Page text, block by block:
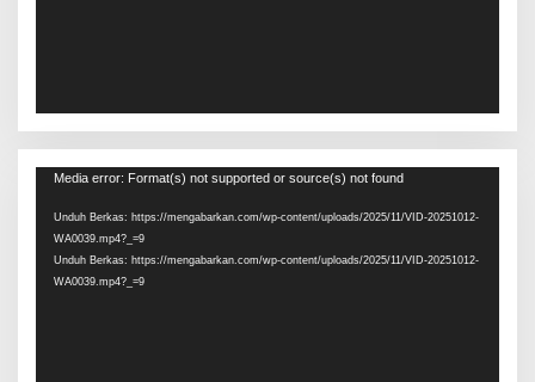
Pemutar
Media error: Format(s) not supported or source(s) not found
Unduh Berkas: https://mengabarkan.com/wp-content/uploads/2025/11/VID-20251012-
WA0039.mp4?_=9
Unduh Berkas: https://mengabarkan.com/wp-content/uploads/2025/11/VID-20251012-
WA0039.mp4?_=9